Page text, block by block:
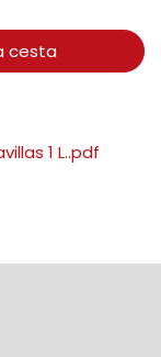
cesta
1 L..pdf